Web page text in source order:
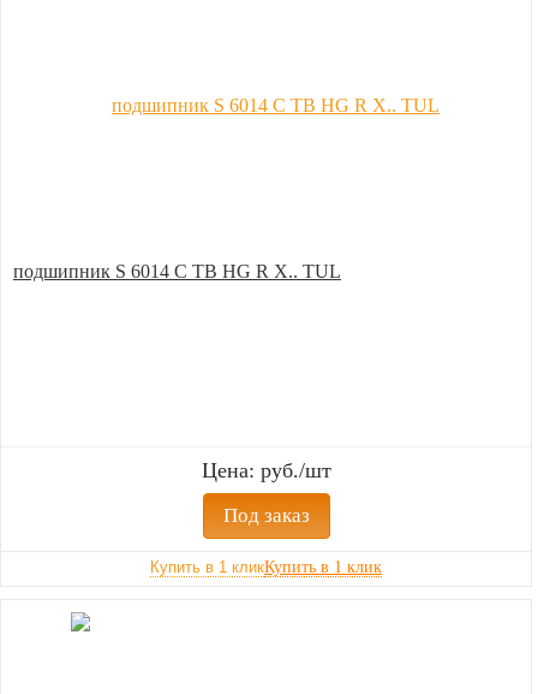
подшипник S 6014 C TB HG R X.. TUL
Цена: руб./шт
Под заказ
Купить в 1 клик